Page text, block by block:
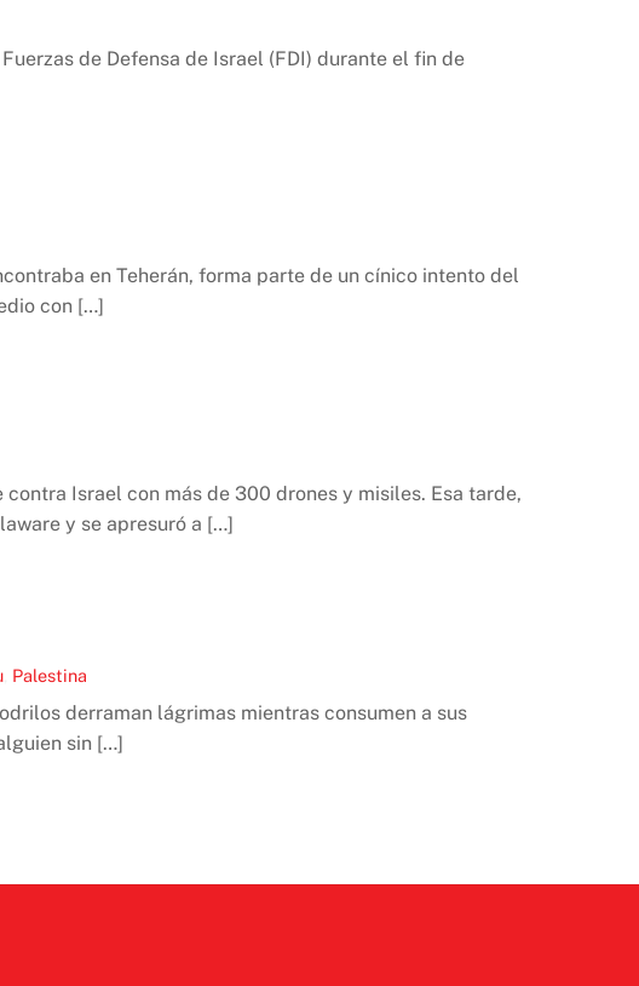
de Defensa de Israel (FDI) durante el fin de
en Teherán, forma parte de un cínico intento del
con […]
Israel con más de 300 drones y misiles. Esa tarde,
y se apresuró a […]
Palestina
derraman lágrimas mientras consumen a sus
sin […]